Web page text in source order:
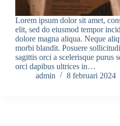
Lorem ipsum dolor sit amet,
elit, sed do eiusmod tempor
dolore magna aliqua. Neque
morbi blandit. Posuere
sagittis orci a scelerisque purus
orci dapibus ultrices in…
admin
8 februari 2024